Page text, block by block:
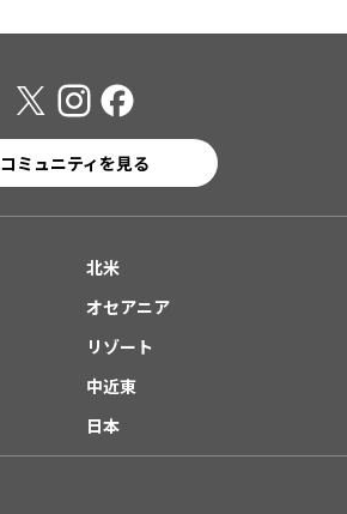
コミュニティを見る
北米
オセアニア
リゾート
中近東
日本